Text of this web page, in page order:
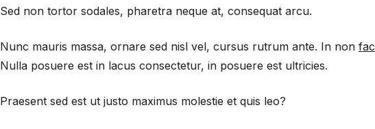
Sed non tortor sodales, pharetra neque at, consequat arcu.
Nunc mauris massa, ornare sed nisl vel, cursus rutrum ante. In non
Nulla posuere est in lacus consectetur, in posuere est ultricies.
Praesent sed est ut justo maximus molestie et quis leo?